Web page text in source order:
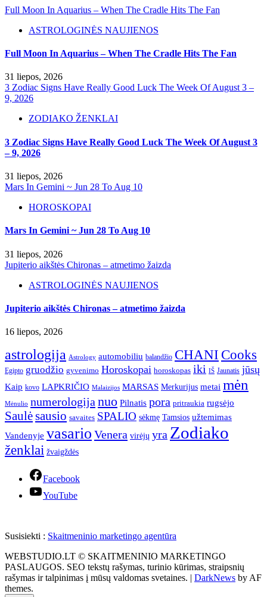
Full Moon In Aquarius – When The Cradle Hits The Fan
ASTROLOGINĖS NAUJIENOS
Full Moon In Aquarius – When The Cradle Hits The Fan
31 liepos, 2026
3 Zodiac Signs Have Really Good Luck The Week Of August 3 –
9, 2026
ZODIAKO ŽENKLAI
3 Zodiac Signs Have Really Good Luck The Week Of August 3
– 9, 2026
31 liepos, 2026
Mars In Gemini ~ Jun 28 To Aug 10
HOROSKOPAI
Mars In Gemini ~ Jun 28 To Aug 10
31 liepos, 2026
Jupiterio aikštės Chironas – atmetimo žaizda
ASTROLOGINĖS NAUJIENOS
Jupiterio aikštės Chironas – atmetimo žaizda
16 liepos, 2026
astrologija Astrology automobiliu balandžio CHANI Cooks
Egipto gruodžio gyvenimo Horoskopai horoskopas iki IŠ Jaunatis jūsų
Kaip kovo LAPKRIČIO Malaizijos MARSAS Merkurijus metai mėn
Mėnulio numerologija nuo Pilnatis pora pritraukia rugsėjo
Saulėsausio savaites SPALIO sėkmę Tamsios užtemimas
Vandenyje vasario Venera virėjų yra Zodiako
ženklai žvaigždės
Facebook
YouTube
Susisiekti : Skaitmeninio marketingo agentūra
WEBSTUDIO.LT © SKAITMENINIO MARKETINGO
PASLAUGOS. SEO tekstų rašymas, turinio kūrimas, straipsnių
rašymas ir talpinimas į mūsų valdomas svetaines. | DarkNews by AF
themes.